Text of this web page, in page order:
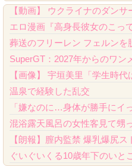
温泉で経験した乱交